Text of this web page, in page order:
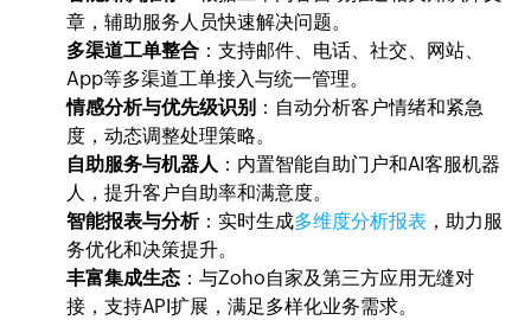
章，辅助服务人员快速解决问题。
多渠道工单整合 ：支持邮件、电话、社交、网站、
App等多渠道工单接入与统一管理。
情感分析与优先级识别 ：自动分析客户情绪和紧急
度，动态调整处理策略。
自助服务与机器人 ：内置智能自助门户和AI客服机器
人，提升客户自助率和满意度。
智能报表与分析：实时生成多维度分析报表 ，助力服
务优化和决策提升。
丰富集成生态 ：与Zoho自家及第三方应用无缝对
接，支持API扩展，满足多样化业务需求。